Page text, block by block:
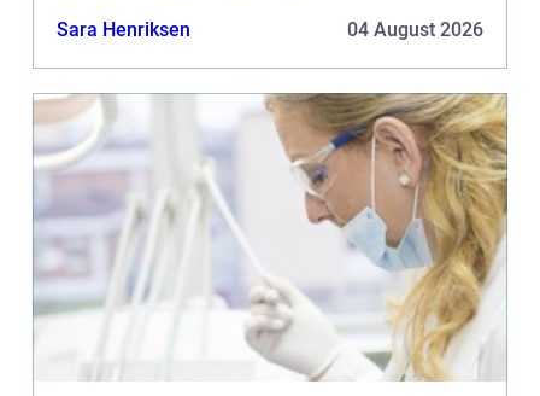
Sara Henriksen 04 August 2026